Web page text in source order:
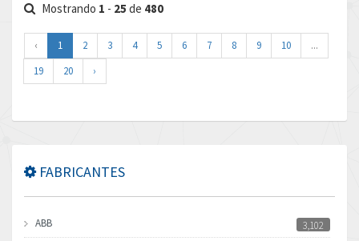
Mostrando 1 - 25 de 480
‹ 1 2 3 4 5 6 7 8 9 10
...
19
20 ›
FABRICANTES
ABB
3,102